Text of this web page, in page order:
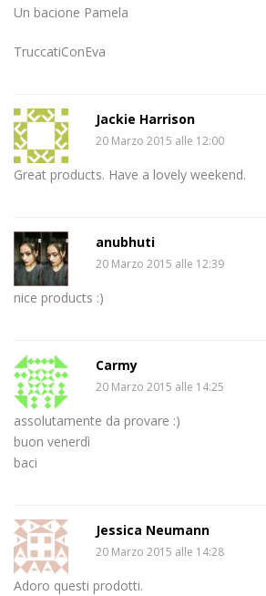
Un bacione Pamela
TruccatiConEva
Jackie Harrison
20 Marzo 2015 alle 12:00
Great products. Have a lovely weekend.
anubhuti
20 Marzo 2015 alle 12:39
nice products :)
Carmy
20 Marzo 2015 alle 14:25
assolutamente da provare :)
buon venerdì
baci
Jessica Neumann
20 Marzo 2015 alle 14:28
Adoro questi prodotti.